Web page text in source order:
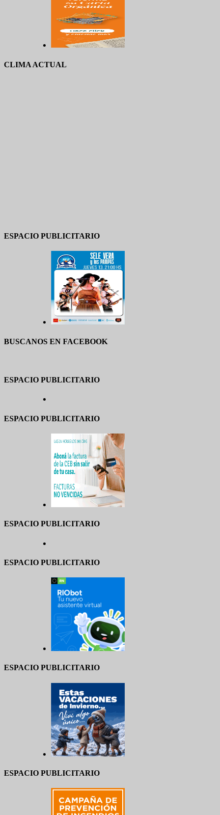
CLIMA ACTUAL
ESPACIO PUBLICITARIO
BUSCANOS EN FACEBOOK
ESPACIO PUBLICITARIO
ESPACIO PUBLICITARIO
ESPACIO PUBLICITARIO
ESPACIO PUBLICITARIO
ESPACIO PUBLICITARIO
ESPACIO PUBLICITARIO